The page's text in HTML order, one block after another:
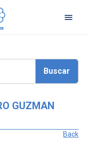
GUZMAN
Back